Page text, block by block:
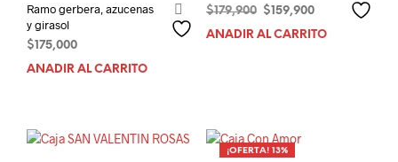
Ramo gerbera, azucenas
y girasol
$175,000
AÑADIR AL CARRITO
$179,900
El
precio
$159,900El
precio
AÑADIR AL CARRITO
¡OFERTA! 13%